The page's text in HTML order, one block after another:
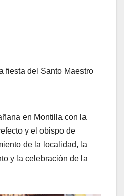
fiesta del Santo Maestro
en Montilla con la
y el obispo de
de la localidad, la
y la celebración de la